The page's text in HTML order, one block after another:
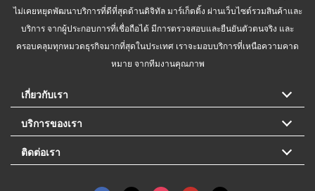
ไม่เคยหยุดพัฒนาบริการที่ดีที่สุดด้านดิจิทัล มาร์เก็ตติ้ง ผ่านเว็บไซต์รวมสินค้าและ
บริการ จากผู้ประกอบการที่เชื่อถือได้ มีการตรวจสอบและยืนยันตัวตนจริง และ
ครอบคลุมทุกหมวดธุรกิจมากที่สุดในประเทศ เราจะมอบบริการที่เหนือความคาด
หมาย จากทีมงานคุณภาพ
เกี่ยวกับเรา
บริการของเรา
ติดต่อเรา